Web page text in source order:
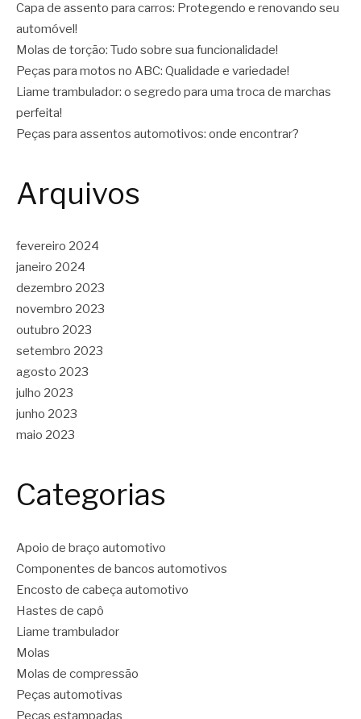
Capa de assento para carros: Protegendo e renovando seu
automóvel!
Molas de torção: Tudo sobre sua funcionalidade!
Peças para motos no ABC: Qualidade e variedade!
Liame trambulador: o segredo para uma troca de marchas
perfeita!
Peças para assentos automotivos: onde encontrar?
Arquivos
fevereiro 2024
janeiro 2024
dezembro 2023
novembro 2023
outubro 2023
setembro 2023
agosto 2023
julho 2023
junho 2023
maio 2023
Categorias
Apoio de braço automotivo
Componentes de bancos automotivos
Encosto de cabeça automotivo
Hastes de capô
Liame trambulador
Molas
Molas de compressão
Peças automotivas
Peças estampadas